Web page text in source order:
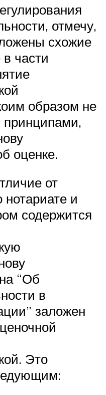
отмечу,
схожие
части
образом не
принципами,
оценке.
от
нотариате и
содержится
“Об
в
заложен
Это